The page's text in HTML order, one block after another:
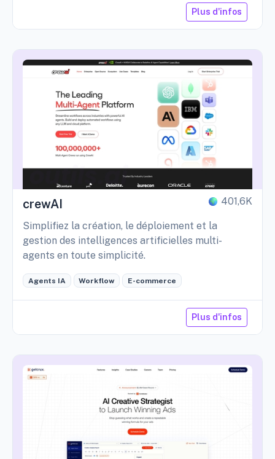
Plus d'infos
crewAI 401,6K
Simplifiez la création, le déploiement et la
gestion des intelligences artificielles multi-
agents en toute simplicité.
Agents IA Workflow E-commerce
Plus d'infos